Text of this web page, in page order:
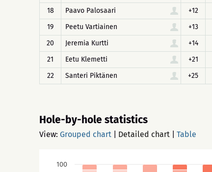
18
Paavo Palosaari +12
19
Peetu Vartiainen +13
20
Jeremia Kurtti +14
21
Eetu Klemetti +21
22
Santeri Piktänen +25
Hole-by-hole statistics
View: Grouped chart Detailed chart Table
100